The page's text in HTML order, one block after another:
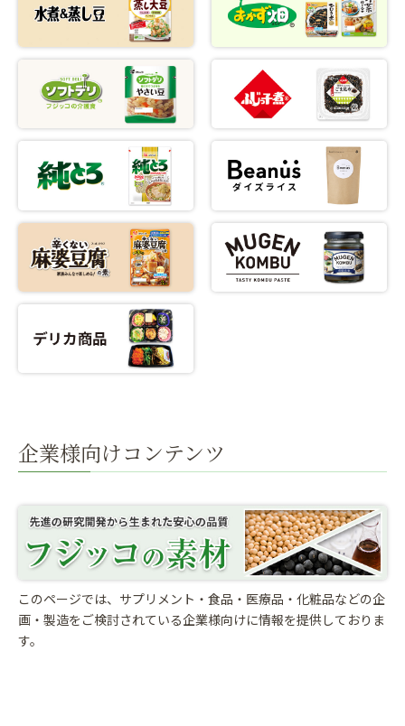
企業様向けコンテンツ
このページでは、サプリメント・食品・医療品・化粧品などの企
画・製造をご検討されている企業様向けに情報を提供しておりま
す。